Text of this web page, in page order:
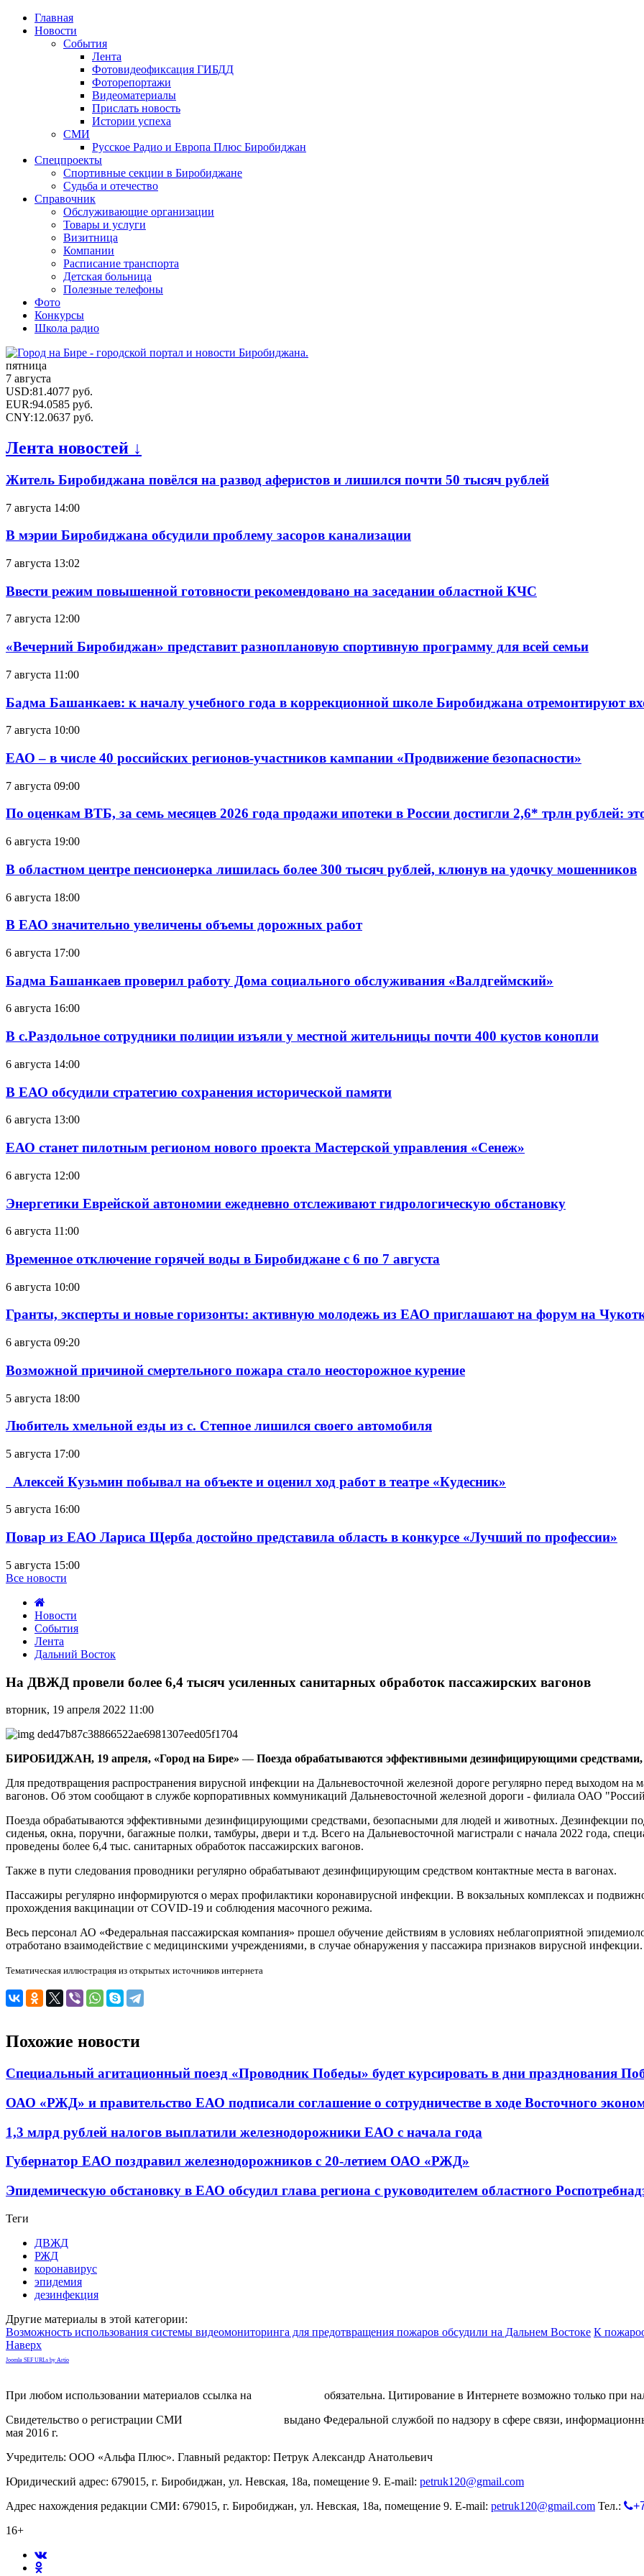
Главная
Новости
События
Лента
Фотовидеофиксация ГИБДД
Фоторепортажи
Видеоматериалы
Прислать новость
Истории успеха
СМИ
Русское Радио и Европа Плюс Биробиджан
Спецпроекты
Спортивные секции в Биробиджане
Судьба и отечество
Справочник
Обслуживающие организации
Товары и услуги
Визитница
Компании
Расписание транспорта
Детская больница
Полезные телефоны
Фото
Конкурсы
Школа радио
пятница
7 августа
USD:81.4077 руб.
EUR:94.0585 руб.
CNY:12.0637 руб.
Лента новостей ↓
Житель Биробиджана повёлся на развод аферистов и лишился почти 50 тысяч рублей
7 августа 14:00
В мэрии Биробиджана обсудили проблему засоров канализации
7 августа 13:02
Ввести режим повышенной готовности рекомендовано на заседании областной КЧС
7 августа 12:00
«Вечерний Биробиджан» представит разноплановую спортивную программу для всей семьи
7 августа 11:00
Бадма Башанкаев: к началу учебного года в коррекционной школе Биробиджана отремонтируют
7 августа 10:00
ЕАО – в числе 40 российских регионов-участников кампании «Продвижение безопасности»
7 августа 09:00
По оценкам ВТБ, за семь месяцев 2026 года продажи ипотеки в России достигли 2,6* трлн рублей:
6 августа 19:00
В областном центре пенсионерка лишилась более 300 тысяч рублей, клюнув на удочку мошенников
6 августа 18:00
В ЕАО значительно увеличены объемы дорожных работ
6 августа 17:00
Бадма Башанкаев проверил работу Дома социального обслуживания «Валдгеймский»
6 августа 16:00
В с.Раздольное сотрудники полиции изъяли у местной жительницы почти 400 кустов конопли
6 августа 14:00
В ЕАО обсудили стратегию сохранения исторической памяти
6 августа 13:00
ЕАО станет пилотным регионом нового проекта Мастерской управления «Сенеж»
6 августа 12:00
Энергетики Еврейской автономии ежедневно отслеживают гидрологическую обстановку
6 августа 11:00
Временное отключение горячей воды в Биробиджане с 6 по 7 августа
6 августа 10:00
Гранты, эксперты и новые горизонты: активную молодежь из ЕАО приглашают на форум на
6 августа 09:20
Возможной причиной смертельного пожара стало неосторожное курение
5 августа 18:00
Любитель хмельной езды из с. Степное лишился своего автомобиля
5 августа 17:00
Алексей Кузьмин побывал на объекте и оценил ход работ в театре «Кудесник»
5 августа 16:00
Повар из ЕАО Лариса Щерба достойно представила область в конкурсе «Лучший по профессии»
5 августа 15:00
Все новости
Новости
События
Лента
Дальний Восток
ДВЖД
провели
более
6,4
тысяч
санитарных
пассажирских
вагонов
На ДВЖД провели более 6,4 тысяч усиленных санитарных обработок пассажирских вагонов
вторник, 19 апреля 2022 11:00
БИРОБИДЖАН, 19 апреля, «Город на Бире» — Поезда обрабатываются эффективными дезинфицирующими
Для предотвращения распространения вирусной инфекции на Дальневосточной железной дороге регулярно перед выходом на
вагонов. Об этом сообщают в службе корпоративных коммуникаций Дальневосточной железной дороги - филиала ОАО
Поезда обрабатываются эффективными дезинфицирующими средствами, безопасными для людей и животных. Дезинфекции
сиденья, окна, поручни, багажные полки, тамбуры, двери и т.д. Всего на Дальневосточной магистрали с начала 2022 года,
проведены более 6,4 тыс. санитарных обработок пассажирских вагонов.
Также в пути следования проводники регулярно обрабатывают дезинфицирующим средством контактные места в вагонах.
Пассажиры регулярно информируются о мерах профилактики коронавирусной инфекции. В вокзальных комплексах и
прохождения вакцинации от COVID-19 и соблюдения масочного режима.
Весь персонал АО «Федеральная пассажирская компания» прошел обучение действиям в условиях неблагоприятной
отработано взаимодействие с медицинскими учреждениями, в случае обнаружения у пассажира признаков вирусной инфекции.
Тематическая иллюстрация из открытых источников интернета
Похожие новости
Специальный агитационный поезд «Проводник Победы» будет курсировать в дни празднования
ОАО «РЖД» и правительство ЕАО подписали соглашение о сотрудничестве в ходе Восточного
1,3 млрд рублей налогов выплатили железнодорожники ЕАО с начала года
Губернатор ЕАО поздравил железнодорожников с 20-летием ОАО «РЖД»
Эпидемическую обстановку в ЕАО обсудил глава региона с руководителем областного
Теги
ДВЖД
РЖД
коронавирус
эпидемия
дезинфекция
Другие материалы в этой категории:
Возможность использования системы видеомониторинга для предотвращения пожаров обсудили на Дальнем Востоке К
Наверх
Joomla SEF URLs by Artio
При любом использовании материалов ссылка на
обязательна. Цитирование в Интернете возможно только при
Свидетельство о регистрации СМИ
выдано Федеральной службой по надзору в сфере связи,
мая 2016 г.
Учредитель: ООО «Альфа Плюс». Главный редактор: Петрук Александр Анатольевич
Юридический адрес: 679015, г. Биробиджан, ул. Невская, 18а, помещение 9. E-mail: petruk120@gmail.com
Адрес нахождения редакции СМИ: 679015, г. Биробиджан, ул. Невская, 18а, помещение 9. E-mail: petruk120@gmail.com Тел.:
16+